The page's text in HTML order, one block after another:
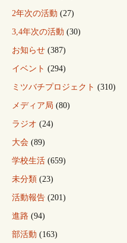
2年次の活動 (27)
3,4年次の活動 (30)
お知らせ (387)
イベント (294)
ミツバチプロジェクト (310)
メディア局 (80)
ラジオ (24)
大会 (89)
学校生活 (659)
未分類 (23)
活動報告 (201)
進路 (94)
部活動 (163)